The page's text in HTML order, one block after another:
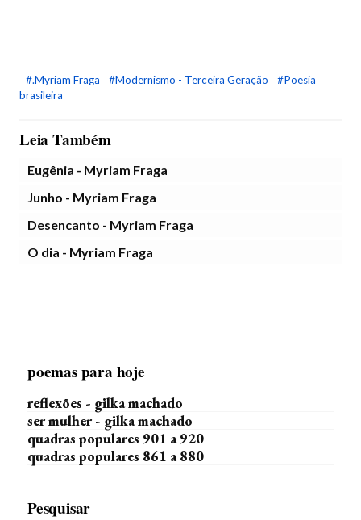
#.Myriam Fraga #Modernismo - Terceira Geração
#Poesia
brasileira
Leia Também
Eugênia - Myriam Fraga
Junho - Myriam Fraga
Desencanto - Myriam Fraga
O dia - Myriam Fraga
poemas para hoje
reflexões - gilka machado
ser mulher - gilka machado
quadras populares 901 a 920
quadras populares 861 a 880
Pesquisar